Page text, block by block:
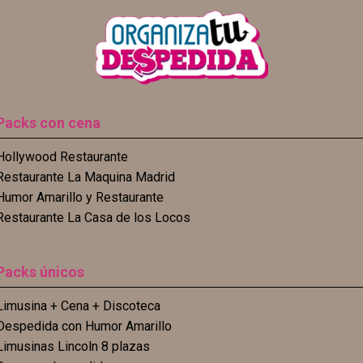
con cena
Restaurante
La Maquina Madrid
Amarillo y Restaurante
La Casa de los Locos
únicos
+ Cena + Discoteca
con Humor Amarillo
Lincoln 8 plazas